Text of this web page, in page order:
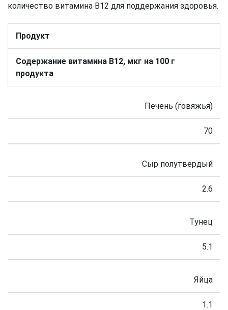
количество витамина В12 для поддержания здоровья.
Продукт
Содержание витамина В12, мкг на 100 г
продукта
Печень (говяжья)
70
Сыр полутвердый
2.6
Тунец
5.1
Яйца
1.1